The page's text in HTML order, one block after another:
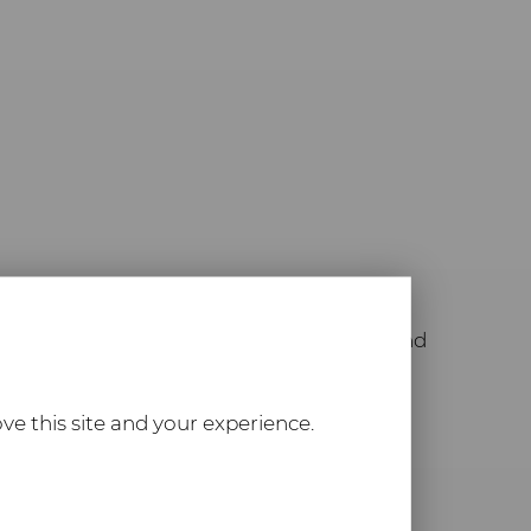
this site and your experience.
you. This concerns essential
Für den Inhalt der verlinkten Seiten sind
können Marken- oder
Marken- und Warenzeichen liegen